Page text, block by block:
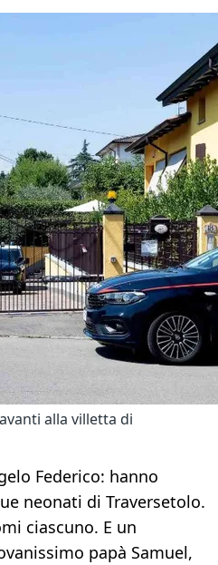
alla villetta di
Federico: hanno
neonati di Traversetolo.
ciascuno. E un
papà Samuel,